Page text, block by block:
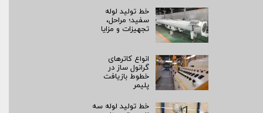
خط تولید لوله
سفید؛ مراحل،
تجهیزات و مزایا
انواع کاترهای
گرانول ساز در
خطوط بازیافت
پلیمر
خط تولید لوله سه